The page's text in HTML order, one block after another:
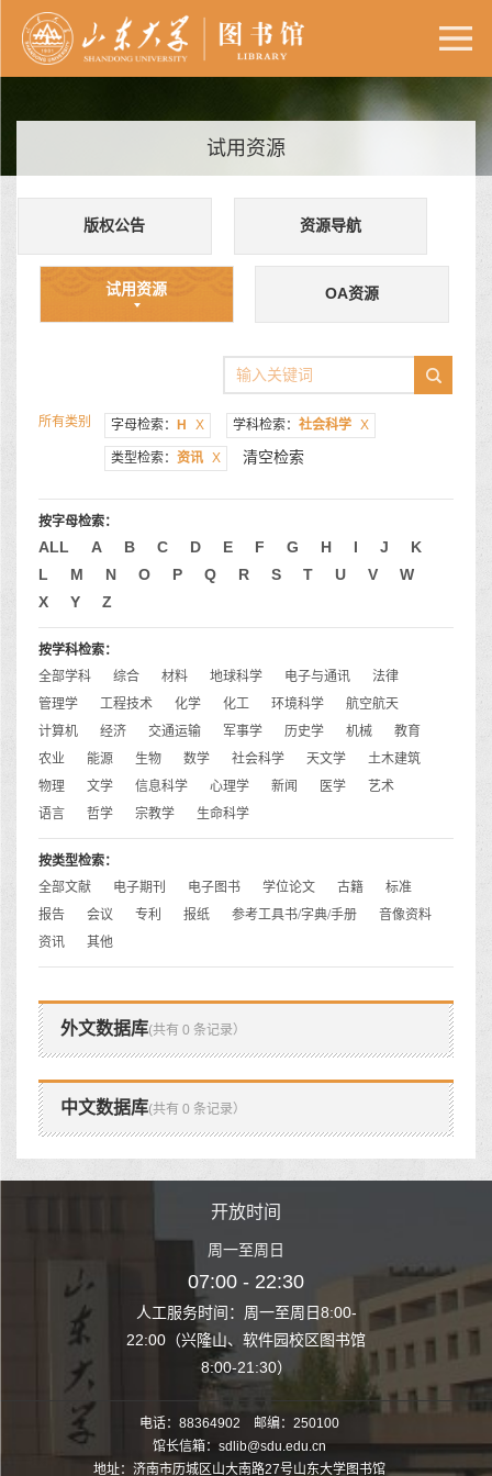
试用资源
版权公告 资源导航
试用资源 OA资源
所有类别 字母检索： H X 学科检索： 社会科学 X
类型检索： 资讯 X 清空检索
按字母检索：
ALL A B C D E F G H I J
K
L
M N O P Q R S T U V
W
X
Y Z
按学科检索：
全部学科
综合 材料 地球科学 电子与通讯
法律
管理学
工程技术 化学 化工 环境科学
航空航天
计算机
经济 交通运输 军事学 历史学 机械
教育
农业
能源 生物 数学 社会科学 天文学
土木建筑
物理
文学 信息科学 心理学 新闻 医学
艺术
语言
哲学 宗教学 生命科学
按类型检索：
全部文献
电子期刊 电子图书 学位论文 古籍
标准
报告
会议 专利 报纸 参考工具书/字典/手册
音像资料
资讯
其他
外文数据库(共有 0 条记录）
中文数据库(共有 0 条记录）
至周日8:00-
园校区图书馆
开放时间
周一至周日
07:00 - 22:30
人工服务时间：周一至周日8:00-
22:00（兴隆山、软件园校区图书馆
8:00-21:30）
人工服务时间
22:00（兴隆山
电话：88364902 邮编：250100
馆长信箱：sdlib@sdu.edu.cn
地址：济南市历城区山大南路27号山东大学图书馆